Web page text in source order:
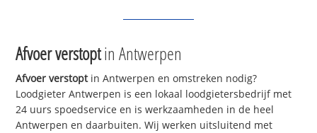
Afvoer verstoptin Antwerpen
Afvoer verstoptin Antwerpen en omstreken nodig?
Loodgieter Antwerpen is een lokaal loodgietersbedrijf met
24 uurs spoedservice en is werkzaamheden in de heel
Antwerpen en daarbuiten. Wij werken uitsluitend met